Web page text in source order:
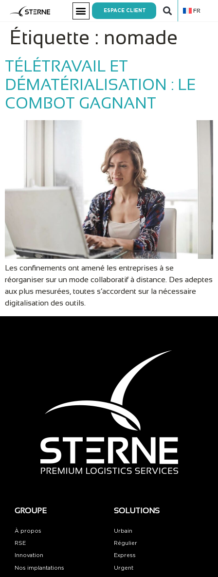
ESPACE CLIENT FR
Étiquette : nomade
TÉLÉTRAVAIL ET
DÉMATÉRIALISATION : LE
COMBOT GAGNANT
Les confinements ont amené les entreprises à se
réorganiser sur un mode collaboratif à distance. Des adeptes
aux plus mesurées, toutes s’accordent sur la nécessaire
digitalisation des outils.
GROUPE
À propos
RSE
Innovation
Nos implantations
SOLUTIONS
Urbain
Régulier
Express
Urgent